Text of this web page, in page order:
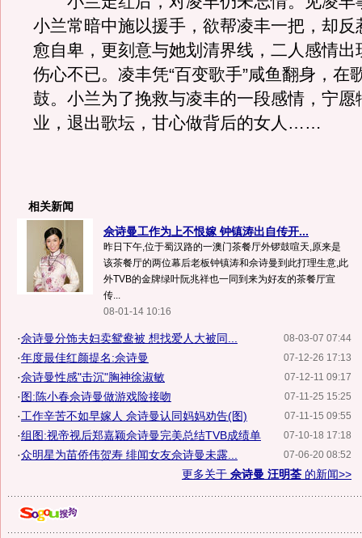
小兰常暗中施以援手，欲帮凌丰一把，却反
愈自卑，更刻意与她划清界线，二人感情出
伤心不已。凌丰凭“百变歌手”咸鱼翻身，在
鼓。小兰为了挽救与凌丰的一段感情，宁愿
业，退出歌坛，甘心做背后的女人……
相关新闻
佘诗曼工作为上不恨嫁 钟镇涛出自传开...
昨日下午,位于蜀汉路的一澳门茶餐厅外锣鼓喧天,原来是
该茶餐厅的两位幕后老板钟镇涛和佘诗曼到此打理生意,此
外TVB的金牌绿叶阮兆祥也一同到来为好友的茶餐厅宣
传...
08-01-14 10:16
08-03-07 07:44
·佘诗曼分饰夫妇卖鸳鸯被 想找爱人大被同...
07-12-26 17:13
·年度最佳红颜提名:佘诗曼
07-12-11 09:17
·佘诗曼性感"击沉"胸神徐淑敏
07-11-25 15:25
·图:陈小春佘诗曼做游戏险接吻
07-11-15 09:55
·工作辛苦不如早嫁人 佘诗曼认同妈妈劝告(图)
07-10-18 17:18
·组图:视帝视后郑嘉颖佘诗曼完美总结TVB成绩单
07-06-20 08:52
·众明星为苗侨伟贺寿 绯闻女友佘诗曼未露...
更多关于 佘诗曼 汪明荃 的新闻>>